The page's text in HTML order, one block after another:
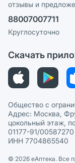
Ваши товары на
Политика
Политика
Этика и
Политика в
отзывы и
88007007711
Круглосуточно
Скачать
Общество с
Адрес: Москва,
цокольный этаж,
01177-91/
ИНН 7704865540
© 2026 eАптека. Все